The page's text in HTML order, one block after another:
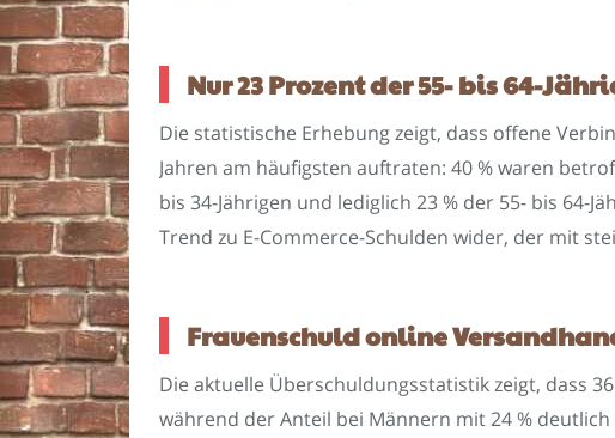
Nur 23 Prozent der 55- bis 64-
Die statistische Erhebung zeigt, dass offene
Jahren am häufigsten auftraten: 40 % waren
bis 34-Jährigen und lediglich 23 % der 55- bis 64-
Trend zu E-Commerce-Schulden wider, der mit
Frauenschuld online
Die aktuelle Überschuldungsstatistik zeigt, dass
während der Anteil bei Männern mit 24 %